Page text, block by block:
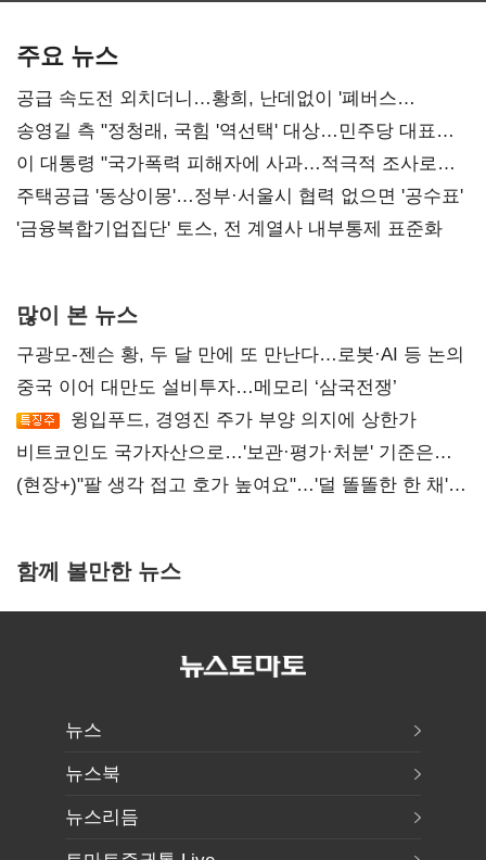
주요 뉴스
공급 속도전 외치더니…황희, 난데없이 '폐버스
리모델링' 제안
송영길 측 "정청래, 국힘 '역선택' 대상…민주당 대표로
총선 지휘 못해"
이 대통령 "국가폭력 피해자에 사과…적극적 조사로
진실 밝혀야"
주택공급 '동상이몽'…정부·서울시 협력 없으면 '공수표'
'금융복합기업집단' 토스, 전 계열사 내부통제 표준화
많이 본 뉴스
구광모-젠슨 황, 두 달 만에 또 만난다…로봇·AI 등 논의
중국 이어 대만도 설비투자…메모리 ‘삼국전쟁’
윙입푸드, 경영진 주가 부양 의지에 상한가
비트코인도 국가자산으로…'보관·평가·처분' 기준은
숙제
(현장+)"팔 생각 접고 호가 높여요"…'덜 똘똘한 한 채'
함께 볼만한 뉴스
뉴스
뉴스북
뉴스리듬